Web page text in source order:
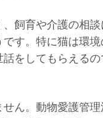
飼育や介護の相
す。特に猫は環
をしてもらえる
ん。動物愛護管